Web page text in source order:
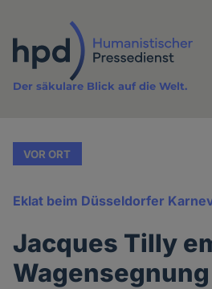
Inhalt
Der säkulare Blick auf die Welt.
VOR ORT
Eklat beim Düsseldorfer
Jacques Tilly
Wagensegnung